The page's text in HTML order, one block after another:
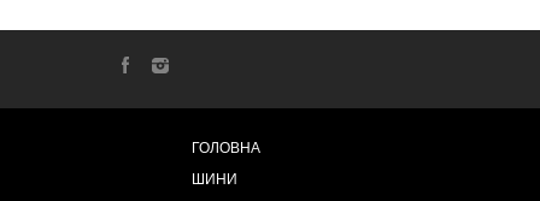
ГОЛОВНА
ШИНИ